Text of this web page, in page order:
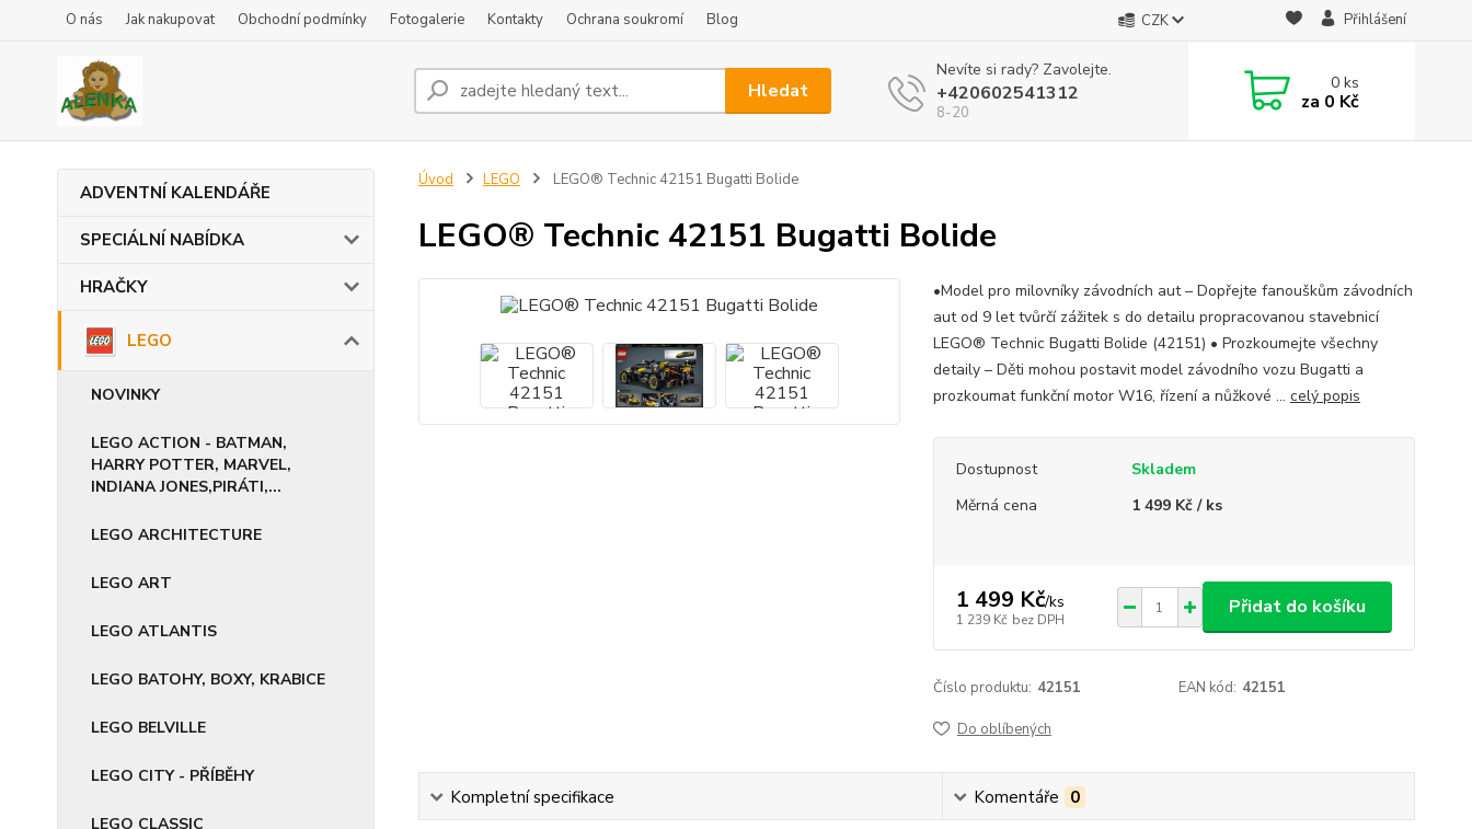
O nás Jak nakupovat Obchodní podmínky Fotogalerie Kontakty Ochrana soukromí Blog CZK Přihlášení
Hledat
Nevíte si rady? Zavolejte.
+420602541312
8-20
0ks
za 0 Kč
ADVENTNÍ KALENDÁŘE
SPECIÁLNÍ NABÍDKA
HRAČKY
LEGO
NOVINKY
LEGO ACTION - BATMAN,
HARRY POTTER, MARVEL,
INDIANA JONES,PIRÁTI,...
LEGO ARCHITECTURE
LEGO ART
LEGO ATLANTIS
LEGO BATOHY, BOXY, KRABICE
LEGO BELVILLE
LEGO CITY - PŘÍBĚHY
LEGO CLASSIC
Úvod LEGO LEGO® Technic 42151 Bugatti Bolide
LEGO® Technic 42151 Bugatti Bolide
•Model pro milovníky závodních aut – Dopřejte fanouškům závodních
aut od 9 let tvůrčí zážitek s do detailu propracovanou stavebnicí
LEGO® Technic Bugatti Bolide (42151) • Prozkoumejte všechny
detaily – Děti mohou postavit model závodního vozu Bugatti a
prozkoumat funkční motor W16, řízení a nůžkové ... celý popis
Dostupnost
Skladem
Měrná cena
1 499 Kč / ks
1 499 Kč/ks
1 239 Kč bez DPH
Přidat do košíku
Číslo produktu: 42151 EAN kód: 42151
Do oblíbených
Kompletní specifikace Komentáře 0